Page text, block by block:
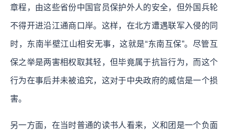
章程，由这些省份中国官员保护外人的安全，但外国兵轮
不得开进沿江通商口岸。这样，在北方遭遇联军入侵的同
时，东南半壁江山相安无事，这就是“东南互保”。尽管互
保之举是两害相权取其轻，但毕竟属于抗旨行为，而这个
行为在事后并未被追究，这对于中央政府的威信是一个损
害。
另一方面，在当时普通的读书人看来，义和团是一个负面